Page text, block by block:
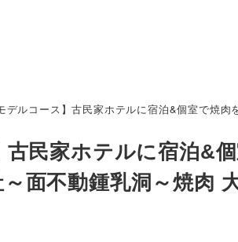
デルコース】古民家ホテルに宿泊&個室で焼
古民家ホテルに宿泊&
面不動鍾乳洞～焼肉